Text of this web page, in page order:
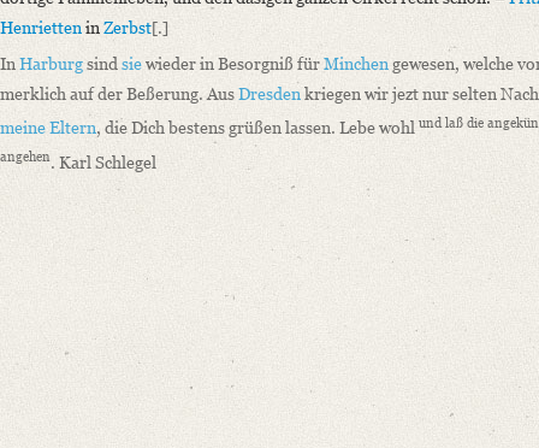
HenrietteninZerbst[.]
In Harburgsind siewieder in Besorgniß fürMinchen gewesen, welche
merklich auf der Beßerung. AusDresdenkriegen wir jezt nur selten
meine Eltern, die Dich bestens grüßen lassen. Lebe wohl und laß die
angehen. Karl Schlegel